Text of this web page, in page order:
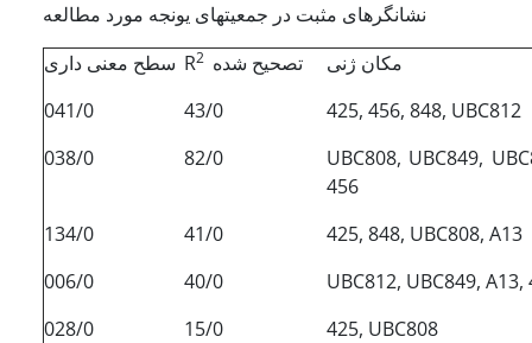
نشانگرهای مثبت در جمعیتهای یونجه مورد مطالعه
سطح معنی داری R2 تصحیح شده
مکان ژنی
041/0
43/0
425, 456, 848, UBC812
038/0
82/0
UBC808, UBC849,
456
134/0
41/0
425, 848, UBC808, A13
006/0
40/0
UBC812, UBC849, A13,
028/0
15/0
425, UBC808